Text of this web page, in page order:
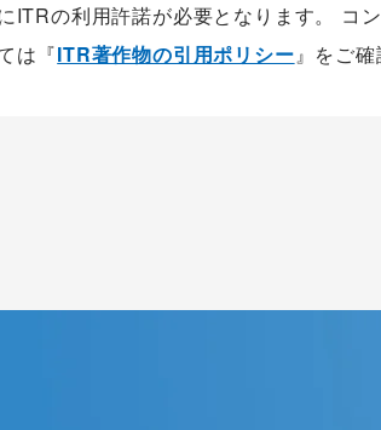
ITRの利用許諾が必要となります。 コ
は『ITR著作物の引用ポリシー』をご確